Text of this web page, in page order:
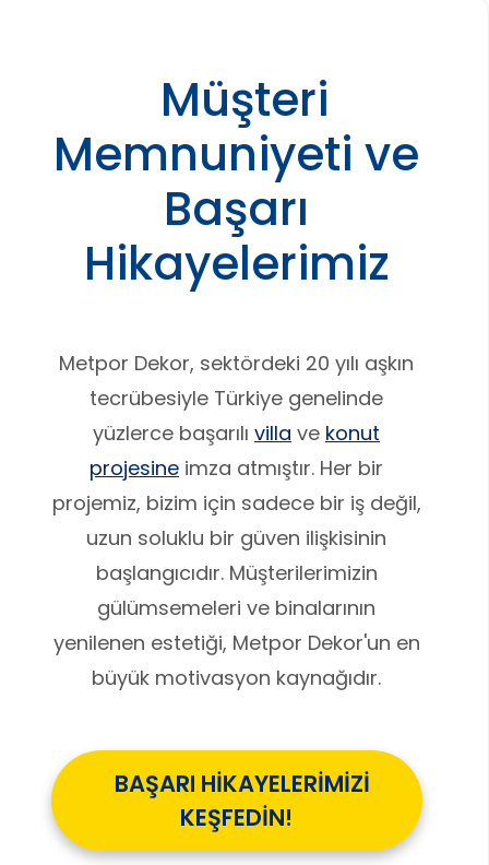
Müşteri
Memnuniyeti ve
Başarı
Hikayelerimiz
Metpor Dekor, sektördeki 20 yılı aşkın
tecrübesiyle Türkiye genelinde
yüzlerce başarılı villa ve konut
projesine imza atmıştır. Her bir
projemiz, bizim için sadece bir iş değil,
uzun soluklu bir güven ilişkisinin
başlangıcıdır. Müşterilerimizin
gülümsemeleri ve binalarının
yenilenen estetiği, Metpor Dekor'un en
büyük motivasyon kaynağıdır.
BAŞARI HİKAYELERİMİZİ
KEŞFEDİN!